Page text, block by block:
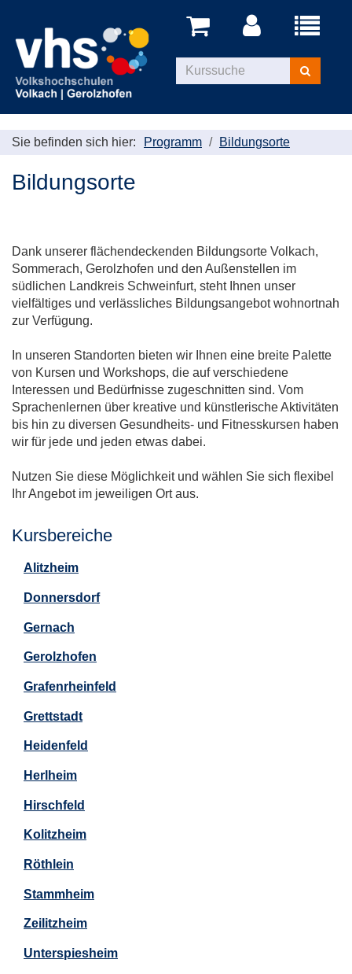
Menü
Kurse
suchen
Sie befinden sich hier: Programm Bildungsorte
Bildungsorte
Dank unserer flächendeckenden Bildungsorte Volkach,
Sommerach, Gerolzhofen und den Außenstellen im
südlichen Landkreis Schweinfurt, steht Ihnen unser
vielfältiges und verlässliches Bildungsangebot wohnortnah
zur Verfügung.
In unseren Standorten bieten wir Ihnen eine breite Palette
von Kursen und Workshops, die auf verschiedene
Interessen und Bedürfnisse zugeschnitten sind. Vom
Sprachenlernen über kreative und künstlerische Aktivitäten
bis hin zu diversen Gesundheits- und Fitnesskursen haben
wir für jede und jeden etwas dabei.
Nutzen Sie diese Möglichkeit und wählen Sie sich flexibel
Ihr Angebot im jeweiligen Ort aus.
Kursbereiche
Alitzheim
Donnersdorf
Gernach
Gerolzhofen
Grafenrheinfeld
Grettstadt
Heidenfeld
Herlheim
Hirschfeld
Kolitzheim
Röthlein
Stammheim
Zeilitzheim
Unterspiesheim